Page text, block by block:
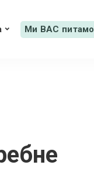
Ми ВАС питамо